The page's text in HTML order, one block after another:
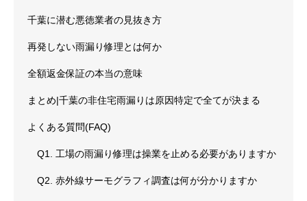
千葉に潜む悪徳業者の見抜き方
再発しない雨漏り修理とは何か
全額返金保証の本当の意味
まとめ|千葉の非住宅雨漏りは原因特定で全てが決まる
よくある質問(FAQ)
Q1. 工場の雨漏り修理は操業を止める必要がありますか
Q2. 赤外線サーモグラフィ調査は何が分かりますか